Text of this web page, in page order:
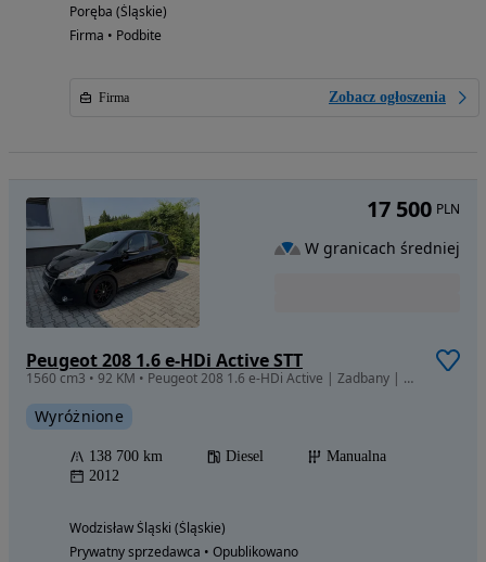
Poręba (Śląskie)
Firma • Podbite
Firma Zobacz ogłoszenia
Peugeot 208 1.6 e-HDi Active STT
1560 cm3 • 92 KM • Peugeot 208 1.6 e-HDi Active | Zadbany | Bezwypadkowy | Sprawny
Wyróżnione
138 700 km Diesel
Manualna
2012
Wodzisław Śląski (Śląskie)
Prywatny sprzedawca • Opublikowano
17 500 PLN
W granicach średniej